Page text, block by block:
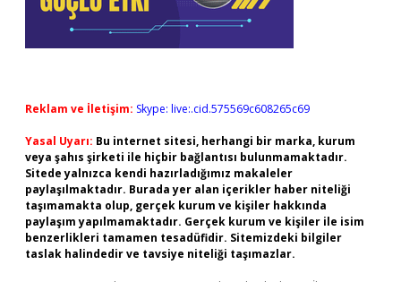
Reklam ve İletişim: Skype: live:.cid.575569c608265c69
Yasal Uyarı: Bu internet sitesi, herhangi bir marka, kurum
veya şahıs şirketi ile hiçbir bağlantısı bulunmamaktadır.
Sitede yalnızca kendi hazırladığımız makaleler
paylaşılmaktadır. Burada yer alan içerikler haber niteliği
taşımamakta olup, gerçek kurum ve kişiler hakkında
paylaşım yapılmamaktadır. Gerçek kurum ve kişiler ile isim
benzerlikleri tamamen tesadüfidir. Sitemizdeki bilgiler
taslak halindedir ve tavsiye niteliği taşımazlar.